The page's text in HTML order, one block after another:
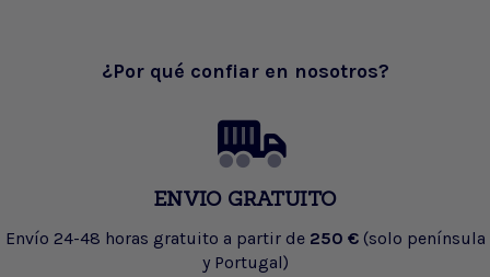
¿Por qué confiar en nosotros?
ENVIO GRATUITO
Envío 24-48 horas gratuito a partir de 250 € (solo península
y Portugal)